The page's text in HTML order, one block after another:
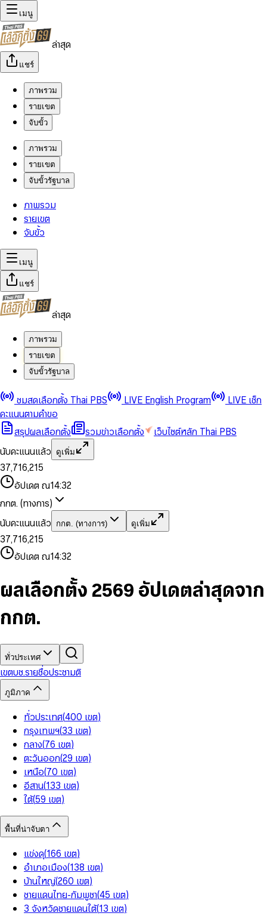
เมนู
ล่าสุด
แชร์
ภาพรวม
รายเขต
จับขั้ว
ภาพรวม
รายเขต
จับขั้วรัฐบาล
ภาพรวม
รายเขต
จับขั้ว
เมนู
แชร์
ล่าสุด
ภาพรวม
รายเขต
จับขั้วรัฐบาล
ชมสดเลือกตั้ง Thai PBS LIVE English Program
LIVE เช็ก
คะแนนตามคำขอ
สรุปผลเลือกตั้ง
รวมข่าวเลือกตั้ง
เว็บไซต์หลัก Thai PBS
นับคะแนนแล้ว
ดูเพิ่ม
0
1
2
3
4
5
6
8
9
0
1
2
3
4
5
6
7
8
9
,
0
1
2
4
6
7
8
9
0
1
2
3
4
5
6
7
8
9
0
1
3
5
6
7
8
9
,
1
2
4
5
7
8
9
0
1
3
4
6
7
8
9
0
2
3
4
5
7
8
อัปเดต ณ14:32
กกต. (ทางการ)
นับคะแนนแล้ว
กกต. (ทางการ) ดูเพิ่ม
0
1
2
3
4
5
7
8
0
1
2
4
5
6
7
8
9
,
0
1
2
4
6
7
8
9
0
1
2
3
5
6
8
9
0
1
3
5
6
7
8
,
1
2
4
6
7
9
0
1
3
5
6
8
9
0
2
3
4
5
7
9
อัปเดต ณ14:32
ผลเลือกตั้ง 2569 อัปเดตล่าสุดจาก
กกต.
ทั่วประเทศ
เขตบช.รายชื่อประชามติ
ภูมิภาค
ทั่วประเทศ(400 เขต)
กรุงเทพฯ(33 เขต)
กลาง(76 เขต)
ตะวันออก(29 เขต)
เหนือ(70 เขต)
อีสาน(133 เขต)
ใต้(59 เขต)
พื้นที่น่าจับตา
แข่งดุ(166 เขต)
อำเภอเมือง(138 เขต)
บ้านใหญ่(260 เขต)
ชายแดนไทย-กัมพูชา(45 เขต)
3 จังหวัดชายแดนใต้(13 เขต)